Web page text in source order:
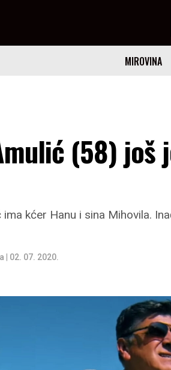
MIROVINA
(58) još
kćer Hanu i sina Mihovila.
02. 07. 2020.